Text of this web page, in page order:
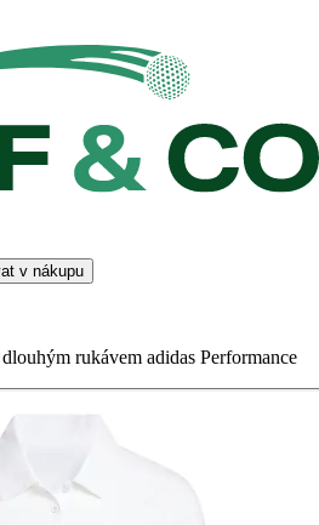
v nákupu
rukávem adidas Performance